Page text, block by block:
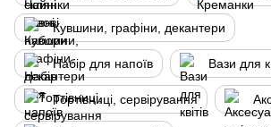
Кувшини, графіни, декантери
Набір для напоїв Вази для
Тортівниці, сервірування